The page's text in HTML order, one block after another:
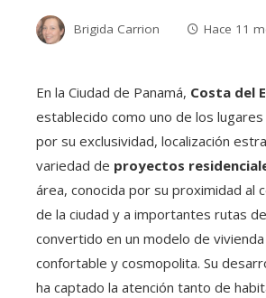
Brigida Carrion Hace 11
En la Ciudad de Panamá, Costa del
establecido como uno de los
por su exclusividad, localización
variedad de proyectos
área, conocida por su proximidad al
de la ciudad y a importantes rutas
convertido en un modelo de
confortable y cosmopolita. Su
ha captado la atención tanto de